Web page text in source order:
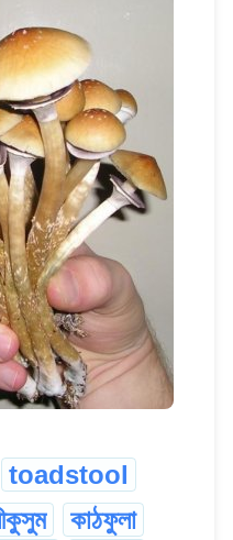
toadstool
কাঠফুলা